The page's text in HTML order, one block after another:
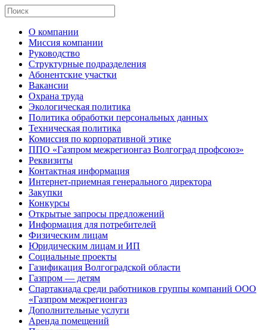
О компании
Миссия компании
Руководство
Структурные подразделения
Абонентские участки
Вакансии
Охрана труда
Экологическая политика
Политика обработки персональных данных
Техническая политика
Комиссия по корпоративной этике
ППО «Газпром межрегионгаз Волгоград профсоюз»
Реквизиты
Контактная информация
Интернет-приемная генерального директора
Закупки
Конкурсы
Открытые запросы предложений
Информация для потребителей
Физическим лицам
Юридическим лицам и ИП
Социальные проекты
Газификация Волгоградской области
Газпром — детям
Спартакиада среди работников группы компаний ООО
«Газпром межрегионгаз
Дополнительные услуги
Аренда помещений